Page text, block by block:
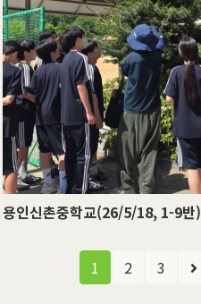
용인신촌중학교(26/5/18, 1-9반)
1 2 3